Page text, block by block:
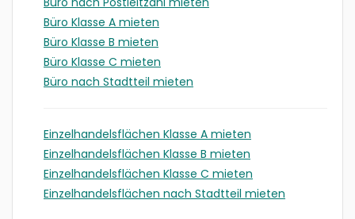
Büro Klasse A mieten
Büro Klasse B mieten
Büro Klasse C mieten
Büro nach Stadtteil mieten
Einzelhandelsflächen Klasse A mieten
Einzelhandelsflächen Klasse B mieten
Einzelhandelsflächen Klasse C mieten
Einzelhandelsflächen nach Stadtteil mieten